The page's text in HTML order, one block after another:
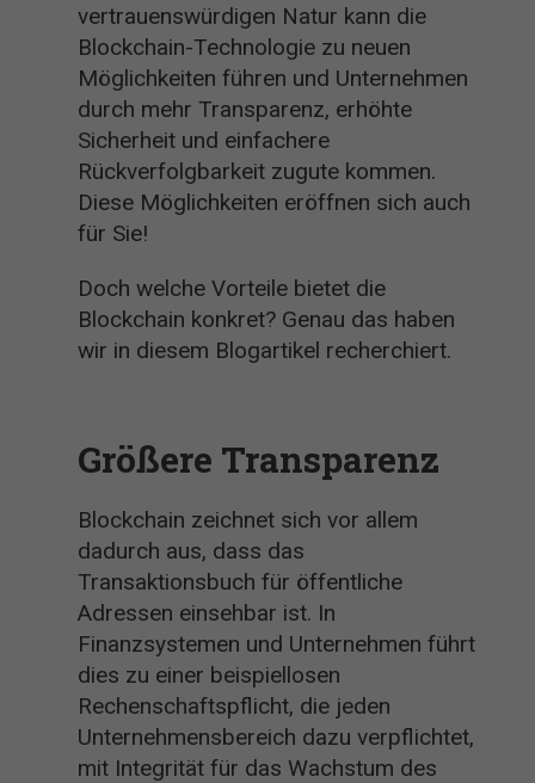
vertrauenswürdigen Natur kann die
Blockchain-Technologie zu neuen
Möglichkeiten führen und Unternehmen
durch mehr Transparenz, erhöhte
Sicherheit und einfachere
Rückverfolgbarkeit zugute kommen.
Diese Möglichkeiten eröffnen sich auch
für Sie!
Doch welche Vorteile bietet die
Blockchain konkret? Genau das haben
wir in diesem Blogartikel recherchiert.
Größere Transparenz
Blockchain zeichnet sich vor allem
dadurch aus, dass das
Transaktionsbuch für öffentliche
Adressen einsehbar ist. In
Finanzsystemen und Unternehmen führt
dies zu einer beispiellosen
Rechenschaftspflicht, die jeden
Unternehmensbereich dazu verpflichtet,
mit Integrität für das Wachstum des